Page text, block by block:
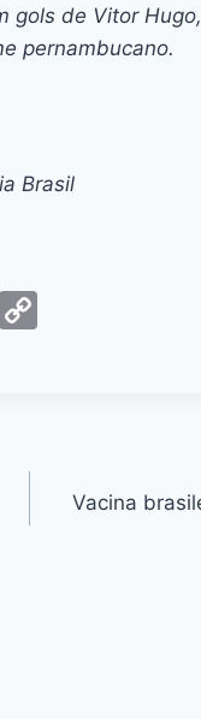
de Vitor
pernambucano.
Brasil
G
Vacina